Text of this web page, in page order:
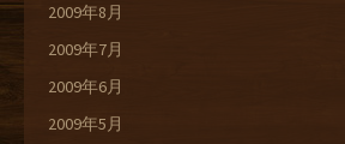
2009年8月
2009年7月
2009年6月
2009年5月